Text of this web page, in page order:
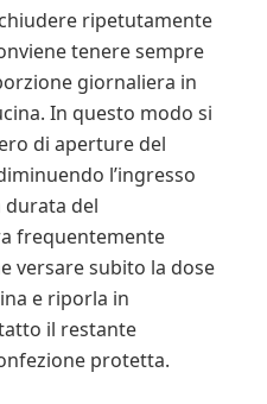
ripetutamente
tenere sempre
giornaliera in
In questo modo si
di aperture del
l’ingresso
durata del
frequentemente
versare subito la dose
e riporla in
il restante
protetta.